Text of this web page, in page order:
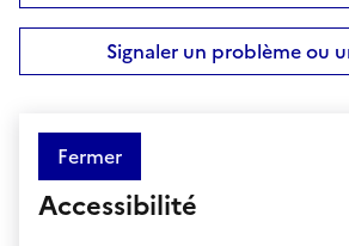
Signaler un problème ou
Fermer
Accessibilité